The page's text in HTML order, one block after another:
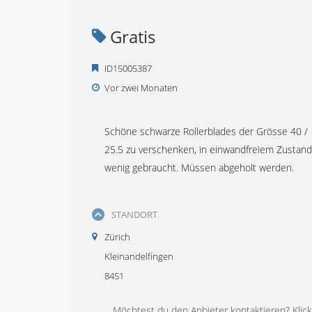
Gratis
ID15005387
Vor zwei Monaten
Schöne schwarze Rollerblades der Grösse 40 /
25.5 zu verschenken, in einwandfreiem
wenig gebraucht. Müssen abgeholt werden.
STANDORT
Zürich
Kleinandelfingen
8451